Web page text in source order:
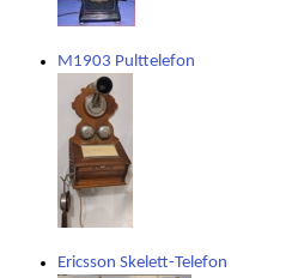
M1903 Pulttelefon
Ericsson Skelett-Telefon